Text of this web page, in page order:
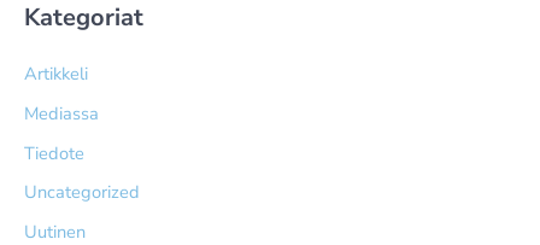
Kategoriat
Artikkeli
Mediassa
Tiedote
Uncategorized
Uutinen